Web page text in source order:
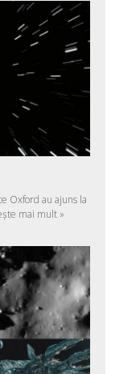
Oxford au ajuns la
mai mult »